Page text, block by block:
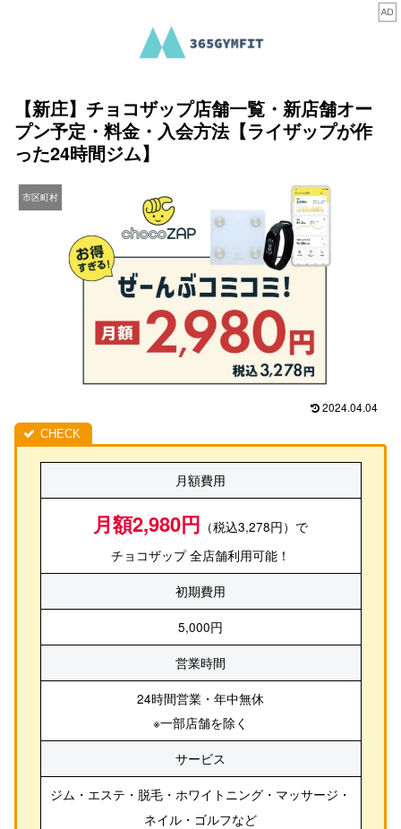
【新庄】チョコザップ店舗一覧・新店舗オー
プン予定・料金・入会方法【ライザップが作
った24時間ジム】
市区町村
2024.04.04
月額費用
月額2,980円 （税込3,278円）で
チョコザップ 全店舗利用可能！
初期費用
5,000円
営業時間
24時間営業・年中無休
※一部店舗を除く
サービス
ジム・エステ・脱毛・ホワイトニング・マッサージ・
ネイル・ゴルフなど